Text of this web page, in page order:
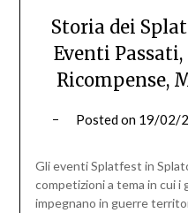
Storia dei
Eventi
Ricompense,
Posted on 19/02/
Gli eventi Splatfest in
competizioni a tema in cui i
impegnano in guerre